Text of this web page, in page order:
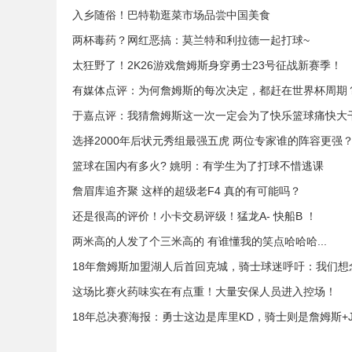
入乡随俗！巴特勒逛菜市场品尝中国美食
两杯毒药？网红恶搞：莫兰特和利拉德一起打球~
太狂野了！2K26游戏詹姆斯身穿勇士23号征战新赛季！
有媒体点评：为何詹姆斯的每次决定，都赶在世界杯周期
于嘉点评：我猜詹姆斯这一次一定会为了快乐篮球痛快大
选择2000年后状元秀组最强五虎 两位专家谁的阵容更强？
篮球在国内有多火? 姚明：有学生为了打球不惜逃课
詹眉库追齐聚 这样的超级老F4 真的有可能吗？
还是很高的评价！小卡交易评级！猛龙A- 快船B ！
两米高的人发了个三米高的 有谁懂我的笑点哈哈哈...
18年詹姆斯加盟湖人后首回克城，骑士球迷呼吁：我们想
这场比赛火药味实在有点重！大量安保人员进入控场！
18年总决赛海报：勇士这边是库里KD，骑士则是詹姆斯